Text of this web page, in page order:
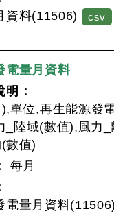
資料(11506)
csv
電量月資料
明：
),單位,再生能源發
_陸域(數值),風力
數值)
每月
電量月資料(11506)